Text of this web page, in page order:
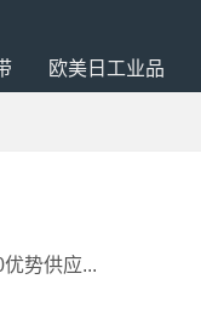
欧美日工业品
势供应...